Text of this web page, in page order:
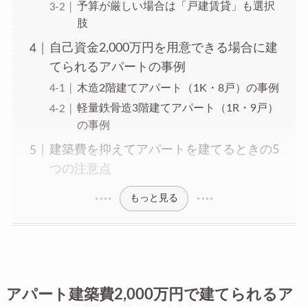
予算が厳しい場合は「戸建賃貸」も選択
肢
自己資金2,000万円を用意できる場合に建
てられるアパートの事例
木造2階建てアパート（1K・8戸）の事例
軽量鉄骨造3階建てアパート（1R・9戸）
の事例
建築費を抑えてアパートを建てるときの5
つの注意点
もっと見る
アパート建築費2,000万円で建てられるア